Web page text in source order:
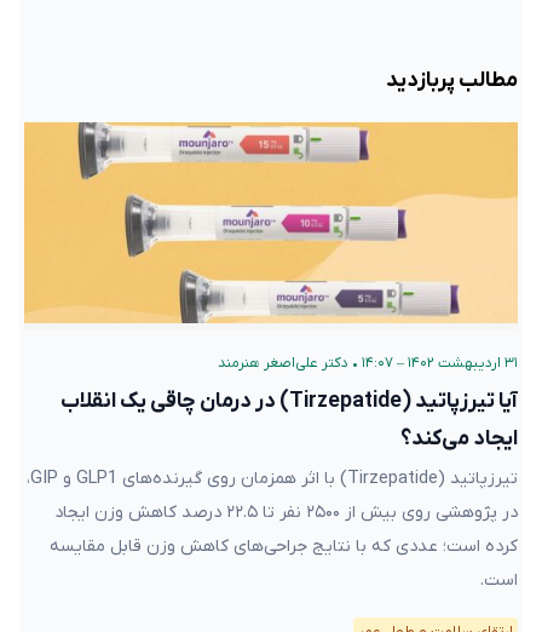
مطالب پربازدید
۳۱ اردیبهشت ۱۴۰۲ – ۱۴:۰۷ • دکتر علی‌اصغر هنرمند
آیا تیرزپاتید (Tirzepatide) در درمان چاقی یک انقلاب
ایجاد می‌کند؟
تیرزپاتید (Tirzepatide) با اثر همزمان روی گیرنده‌های GLP1 و GIP،
در پژوهشی روی بیش از ۲۵۰۰ نفر تا ۲۲.۵ درصد کاهش وزن ایجاد
کرده است؛ عددی که با نتایج جراحی‌های کاهش وزن قابل مقایسه
است.